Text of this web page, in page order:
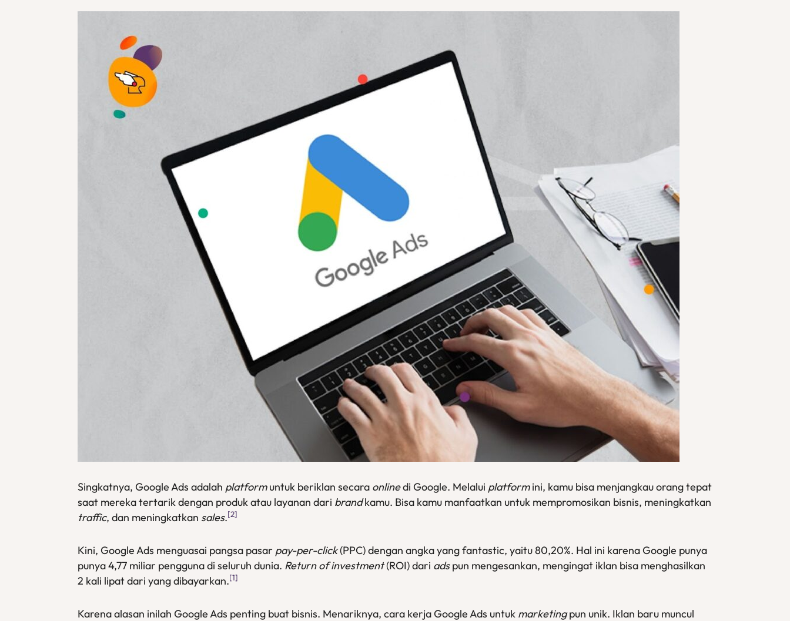
Singkatnya, Google Ads adalah platformuntuk beriklan secara onlinedi Google. Melalui platformini, kamu bisa menjangkau orang tepat
saat mereka tertarik dengan produk atau layanan dari brandkamu. Bisa kamu manfaatkan untuk mempromosikan bisnis, meningkatkan
traffic, dan meningkatkan sales.[2]
Kini, Google Ads menguasai pangsa pasar pay-per-click(PPC) dengan angka yang fantastic, yaitu 80,20%. Hal ini karena Google punya
punya 4,77 miliar pengguna di seluruh dunia. Return of investment(ROI) dari adspun mengesankan, mengingat iklan bisa menghasilkan
2 kali lipat dari yang dibayarkan.[1]
Karena alasan inilah Google Ads penting buat bisnis. Menariknya, cara kerja Google Ads untuk marketingpun unik. Iklan baru muncul